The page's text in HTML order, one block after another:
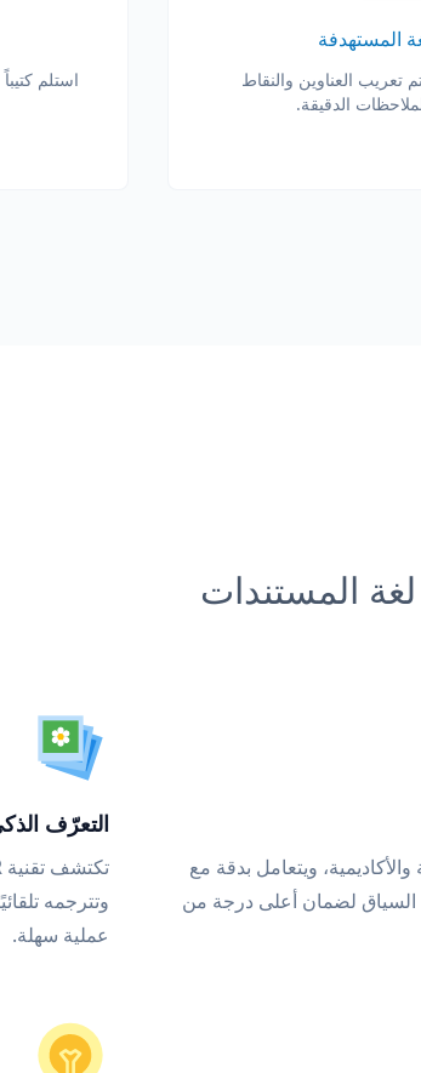
المستهدفة
تعريب العناوين والنقاط
الدقيقة.
استلم
المستندات
ويتعامل بدقة مع
السياق لضمان أعلى درجة من
التعرّف
وتترجمه
عملية سهلة.